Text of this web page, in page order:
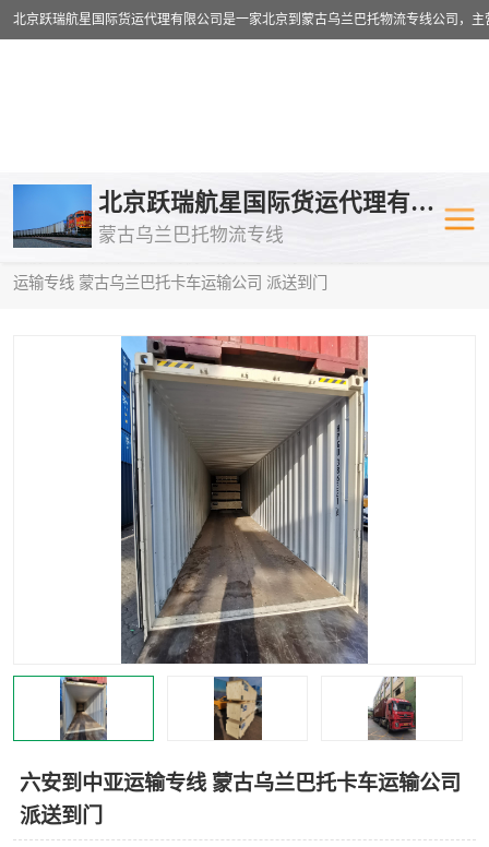
北京跃瑞航星国际货运代理有限公司
蒙古乌兰巴托物流专线
运输专线 蒙古乌兰巴托卡车运输公司 派送到门
六安到中亚运输专线 蒙古乌兰巴托卡车运输公司
派送到门
乌兰巴托物流专线 乌兰巴托铁
乌兰巴托公路运输
中欧班列
蒙古乌兰巴托双清包税
蒙古乌兰巴托空运专线
蒙古乌兰巴托汽运专线
中亚铁路运输